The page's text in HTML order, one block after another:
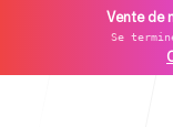
Vente de
Se